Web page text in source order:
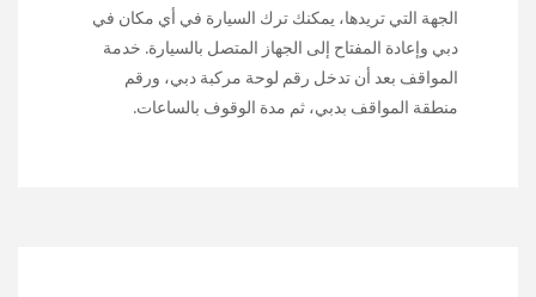
الجهة التي تريدها، يمكنك ترك السيارة في أي مكان في
دبي وإعادة المفتاح إلى الجهاز المتصل بالسيارة. خدمة
المواقف بعد أن تدخل رقم لوحة مركبة دبي، ورقم
منطقة المواقف بدبي، ثم مدة الوقوف بالساعات.